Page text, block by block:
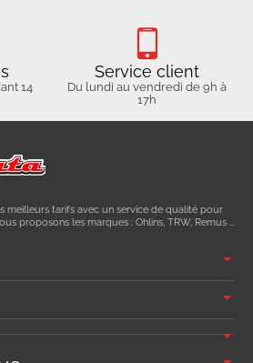
14
Service client
Du lundi au vendredi de 9h à
17h
meilleurs tarifs avec un service de qualité pour
proposons les marques : Ohlins, TRW, Remus ...